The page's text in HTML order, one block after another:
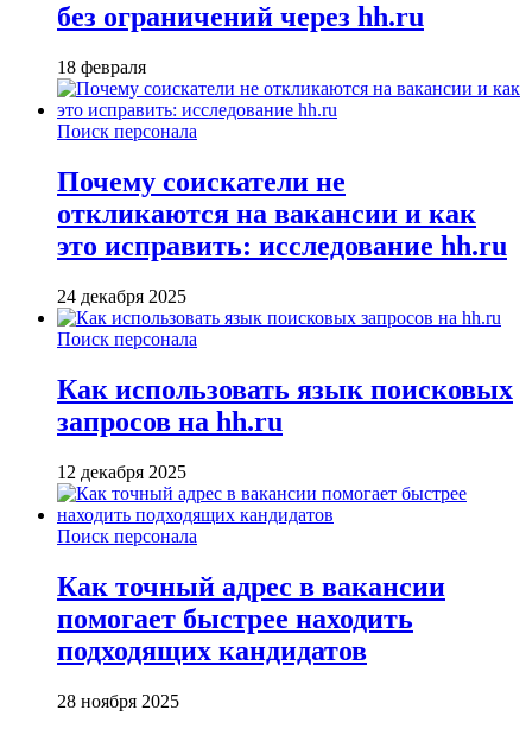
без ограничений через hh.ru
18 февраля
Поиск персонала
Почему соискатели не
откликаются на вакансии и как
это исправить: исследование hh.ru
24 декабря 2025
Поиск персонала
Как использовать язык поисковых
запросов на hh.ru
12 декабря 2025
Поиск персонала
Как точный адрес в вакансии
помогает быстрее находить
подходящих кандидатов
28 ноября 2025